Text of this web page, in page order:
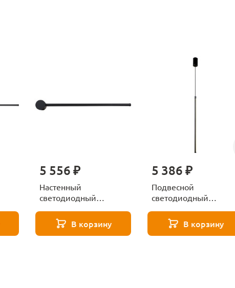
5 556 ₽
Настенный
светодиодный
Lowell LSP-7117
В корзину
5 386 ₽
Подвесной
светодиодный
Lowell LSP-7115
В корзину